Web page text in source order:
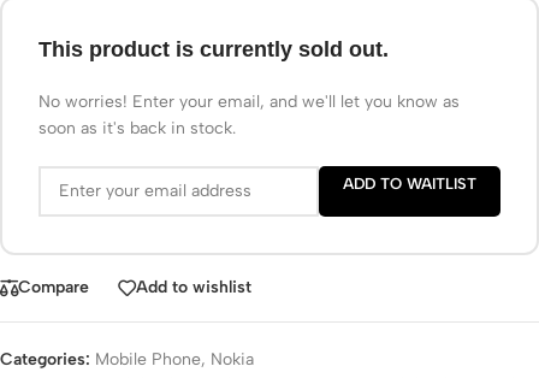
This product is currently sold out.
No worries! Enter your email, and we'll let you know as
soon as it's back in stock.
ADD TO WAITLIST
Compare Add to wishlist
Categories: Mobile Phone, Nokia